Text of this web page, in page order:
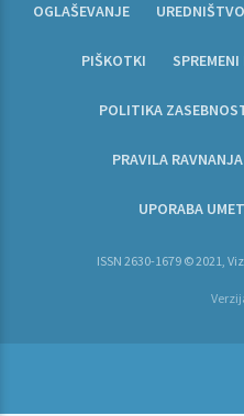
OGLAŠEVANJE UREDNIŠTVO
PIŠKOTKI
POLITIKA
PRAVILA
UPORABA
ISSN 2630-1679 © 2021,